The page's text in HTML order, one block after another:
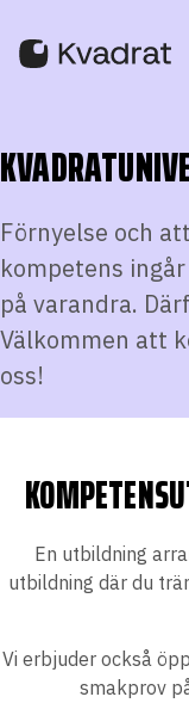
Förnyelse och
kompetens
på varandra.
Välkommen att
oss!
En utbildning
utbildning där du
Vi erbjuder också
smakprov